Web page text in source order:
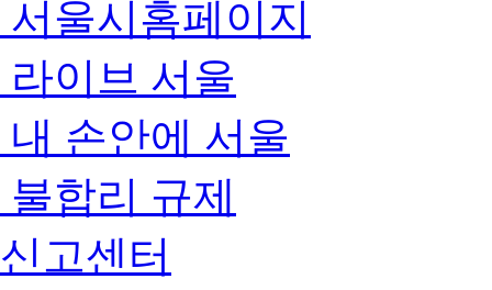
서울시홈페이지
라이브 서울
내 손안에 서울
불합리 규제
신고센터